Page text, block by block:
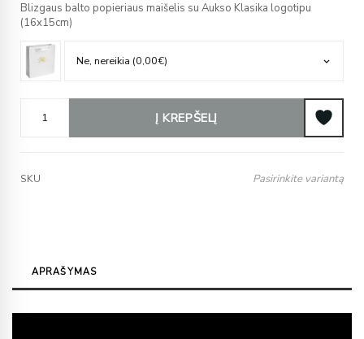
Blizgaus balto popieriaus maišelis su Aukso Klasika logotipu
(16x15cm)
Į KREPŠELĮ
SKU Pasirinkite variantą
APRAŠYMAS